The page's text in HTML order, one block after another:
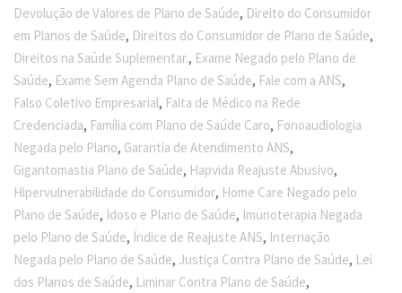
Devolução de Valores de Plano de Saúde, Direito do Consumidor
em Planos de Saúde, Direitos do Consumidor de Plano de Saúde,
Direitos na Saúde Suplementar., Exame Negado pelo Plano de
Saúde, Exame Sem Agenda Plano de Saúde, Fale com a ANS,
Falso Coletivo Empresarial, Falta de Médico na Rede
Credenciada, Família com Plano de Saúde Caro, Fonoaudiologia
Negada pelo Plano, Garantia de Atendimento ANS,
Gigantomastia Plano de Saúde, Hapvida Reajuste Abusivo,
Hipervulnerabilidade do Consumidor, Home Care Negado pelo
Plano de Saúde, Idoso e Plano de Saúde, Imunoterapia Negada
pelo Plano de Saúde, Índice de Reajuste ANS, Internação
Negada pelo Plano de Saúde, Justiça Contra Plano de Saúde, Lei
dos Planos de Saúde, Liminar Contra Plano de Saúde,